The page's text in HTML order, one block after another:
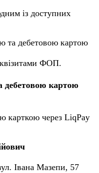
із доступних
та дебетовою картою
ФОП.
дебетовою картою
карткою через LiqPay
Івана Мазепи, 57